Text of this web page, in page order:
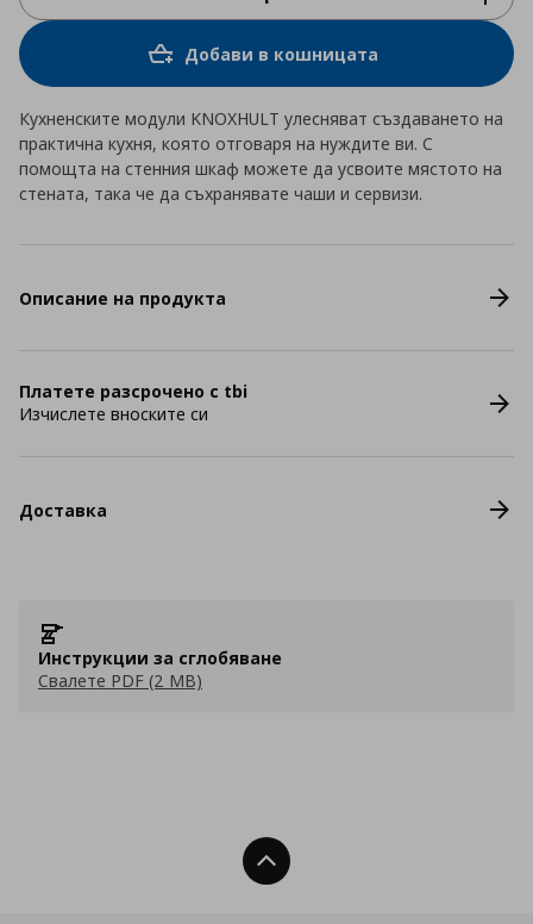
Добави в кошницата
Кухненските модули KNOXHULT улесняват създаването на
практична кухня, която отговаря на нуждите ви. С
помощта на стенния шкаф можете да усвоите мястото на
стената, така че да съхранявате чаши и сервизи.
Описание на продукта
Платете разсрочено с tbi
Изчислете вноските си
Доставка
Инструкции за сглобяване
Свалете PDF (2 MB)
Нагоре